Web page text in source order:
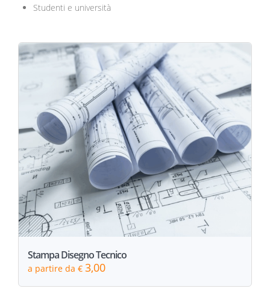
Studenti e università
Stampa Disegno Tecnico
a partire da € 3,00